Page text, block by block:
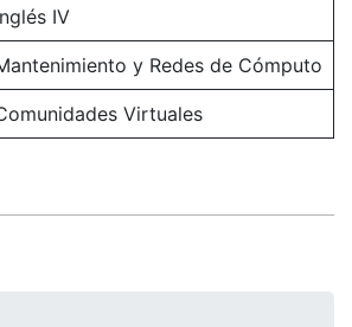
IV
y Redes de Cómputo
Virtuales